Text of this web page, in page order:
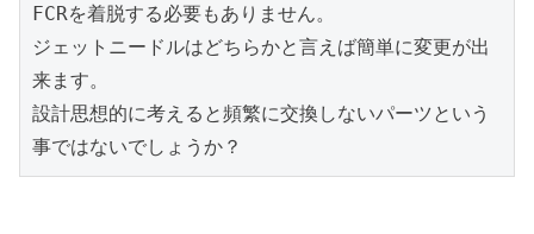
FCRを着脱する必要もありません。
ジェットニードルはどちらかと言えば簡単に変更が出
来ます。
設計思想的に考えると頻繁に交換しないパーツという
事ではないでしょうか？